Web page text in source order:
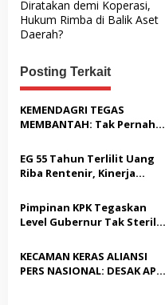
v
i
a
s
i
o
Diratakan demi Koperasi,
Hukum Rimba di Balik Aset
Daerah?
Posting Terkait
KEMENDAGRI TEGAS
MEMBANTAH: Tak Pernah
STC Tak Diperpanjang
EG 55 Tahun Terlilit Uang
Riba Rentenir, Kinerja
Satreskrim Polresta
Karawang unit krimum
Patut di Pertanyakan
Pimpinan KPK Tegaskan
Level Gubernur Tak Steril
Cukup, Bukan Dilindungi
KECAMAN KERAS ALIANSI
PERS NASIONAL: DESAK APH